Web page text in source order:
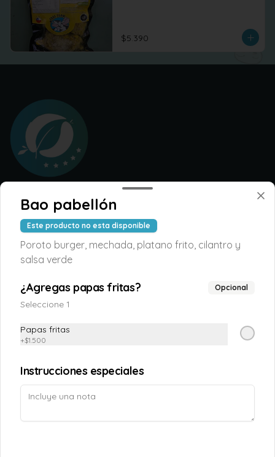
$5.390
Conócenos
Despacho
Términos y condiciones
Política de privacidad
Redes sociales
Facebook
Pedir
Iniciar sesión
Bao pabellón
Este producto no esta disponible
Poroto burger, mechada, platano frito, cilantro y
salsa verde
¿Agregas papas fritas? Opcional
Seleccione 1
Papas fritas
+$1.500
Instrucciones especiales